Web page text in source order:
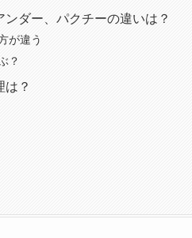
ンダー、パクチーの違いは？
が違う
？
は？